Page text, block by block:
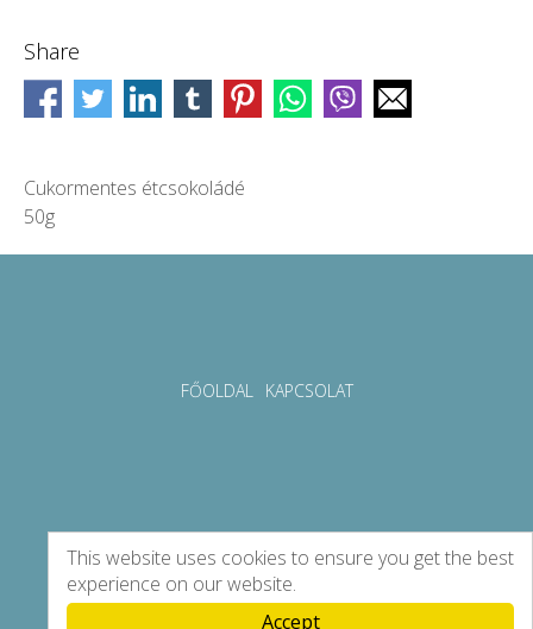
Share
Cukormentes étcsokoládé
50g
FŐOLDAL KAPCSOLAT
This website uses cookies to ensure you get the best
experience on our website.
Accept